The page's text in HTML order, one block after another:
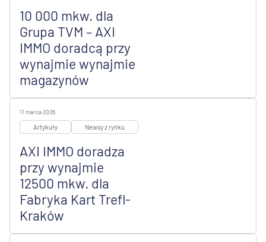
10 000 mkw. dla
Grupa TVM – AXI
IMMO doradcą przy
wynajmie wynajmie
magazynów
11 marca 2026
Artykuły Newsy z rynku
AXI IMMO doradza
przy wynajmie
12500 mkw. dla
Fabryka Kart Trefl-
Kraków